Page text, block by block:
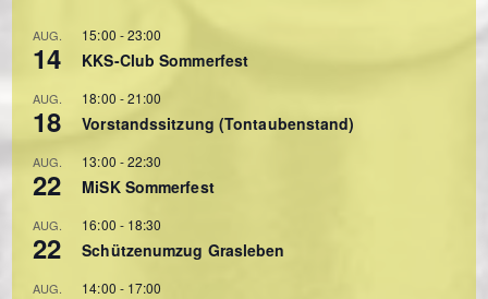
AUG.
14
15:00 -23:00
KKS-Club Sommerfest
AUG.
18
18:00 -21:00
Vorstandssitzung (Tontaubenstand)
AUG.
22
13:00 -22:30
MiSK Sommerfest
AUG.
22
16:00 - 18:30
Schützenumzug Grasleben
AUG. 14:00 - 17:00